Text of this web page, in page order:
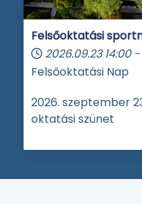
Felsőoktatási
2026.09.23 14:00 -
Felsőoktatási Nap
2026. szeptember
oktatási szünet